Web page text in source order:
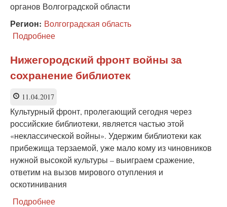
органов Волгоградской области
Регион: Волгоградская область
Подробнее
Волгограда
признали
идущую
Нижегородский фронт войны за
сохранение библиотек
11.04.2017
Культурный фронт, пролегающий сегодня через
российские библиотеки, является частью этой
«неклассической войны». Удержим библиотеки как
прибежища терзаемой, уже мало кому из чиновников
нужной высокой культуры – выиграем сражение,
ответим на вызов мирового отупления и
оскотинивания
Подробнее